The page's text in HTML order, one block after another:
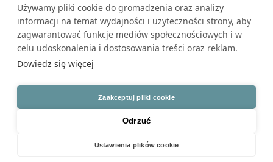
Używamy pliki cookie do gromadzenia oraz analizy
informacji na temat wydajności i użyteczności strony, aby
zagwarantować funkcje mediów społecznościowych i w
celu udoskonalenia i dostosowania treści oraz reklam.
Dowiedz się więcej
Zaakceptuj pliki cookie
Odrzuć
Ustawienia plików cookie
Zachodniopomorskie
O nas
Naszą pasją są drzwi. Jesteśmy przedsiębiorstwem rodzinnym z
polskim kapitałem, działającym na rynku od ponad 30 lat.
Zatrudniamy wysokiej klasy specjalistów i dysponujemy
światowy poziom jakości.
Znajdź nas na